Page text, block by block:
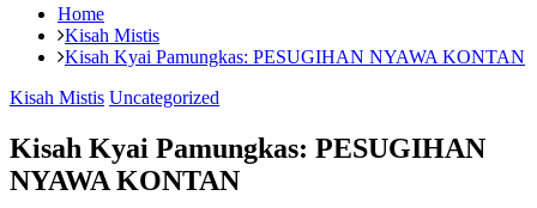
Home
Kisah Mistis
Kisah Kyai Pamungkas: PESUGIHAN NYAWA KONTAN
Kisah Mistis Uncategorized
Kisah Kyai Pamungkas: PESUGIHAN
NYAWA KONTAN